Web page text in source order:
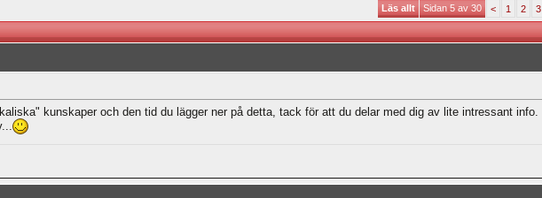
Läs allt Sidan 5 av 30 < 1 2 3
kunskaper och den tid du lägger ner på detta, tack för att du delar med dig av lite intressant info.